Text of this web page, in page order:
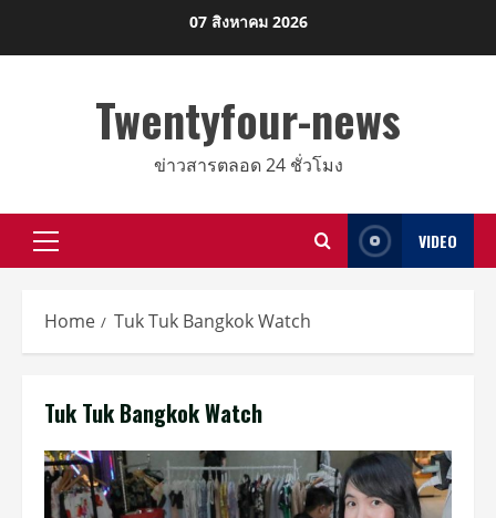
07 สิงหาคม 2026
Twentyfour-news
ข่าวสารตลอด 24 ชั่วโมง
Primary
VIDEO
Home Tuk Tuk Bangkok Watch
Tuk Tuk Bangkok Watch